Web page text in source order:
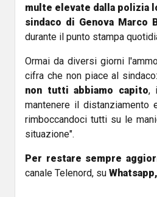
multe elevate dalla polizia
sindaco di Genova Marco
durante il punto stampa
Ormai da diversi giorni
cifra che non piace al
non tutti abbiamo capito,
mantenere il
rimboccandoci tutti su le
situazione".
Per restare sempre
canale Telenord, su Whatsapp,